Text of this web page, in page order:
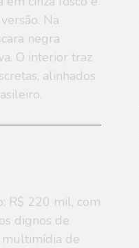
Na
negra
O interior traz
alinhados
R$ 220 mil, com
dignos de
multimídia de